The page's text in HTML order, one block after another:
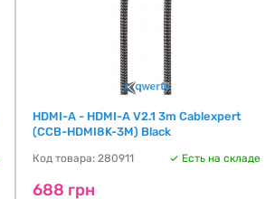
HDMI-A - HDMI-A V2.1 3m Cablexpert
(CCB-HDMI8K-3M) Black
Код товара: 280911 Есть на складе
688 грн